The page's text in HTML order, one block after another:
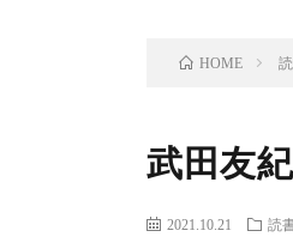
HOME
武田友
2021.10.21 読